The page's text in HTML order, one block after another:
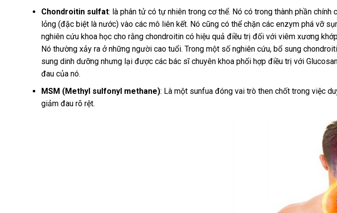
Chondroitin sulfat: là phân tử có tự nhiên trong cơ thể. Nó có trong thành phần
lỏng (đặc biệt là nước) vào các mô liên kết. Nó cũng có thể chặn các enzym phá vỡ
nghiên cứu khoa học cho rằng chondroitin có hiệu quả điều trị đối với viêm xương
Nó thường xảy ra ở những người cao tuổi. Trong một số nghiên cứu, bổ sung
sung dinh dưỡng nhưng lại được các bác sĩ chuyên khoa phối hợp điều trị với
đau của nó.
MSM (Methyl sulfonyl methane): Là một sunfua đóng vai trò then chốt trong việc
giảm đau rõ rệt.